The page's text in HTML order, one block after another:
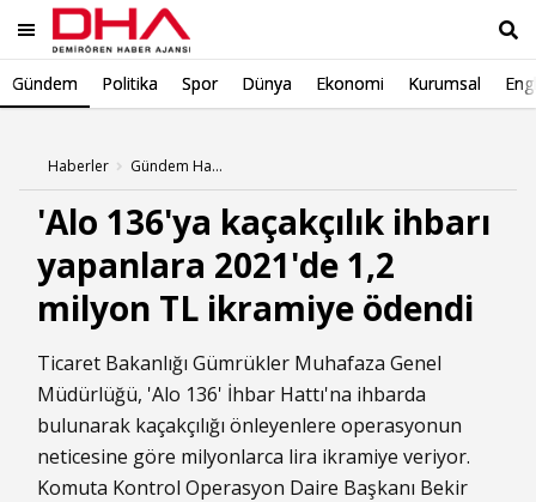
Gündem Politika Spor Dünya Ekonomi Kurumsal
Haberler Gündem Haberleri
'Alo 136'ya kaçakçılık ihbarı
yapanlara 2021'de 1,2
milyon TL ikramiye ödendi
Ticaret Bakanlığı Gümrükler Muhafaza Genel
Müdürlüğü, 'Alo 136' İhbar Hattı'na ihbarda
bulunarak kaçakçılığı önleyenlere operasyonun
neticesine göre milyonlarca lira ikramiye veriyor.
Komuta Kontrol Operasyon Daire Başkanı Bekir